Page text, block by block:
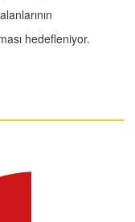
hedefleniyor.